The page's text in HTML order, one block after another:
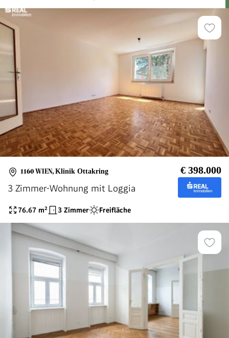
1160 WIEN, Klinik Ottakring € 398.000
3 Zimmer-Wohnung mit Loggia
76.67 m² 3 Zimmer Freifläche